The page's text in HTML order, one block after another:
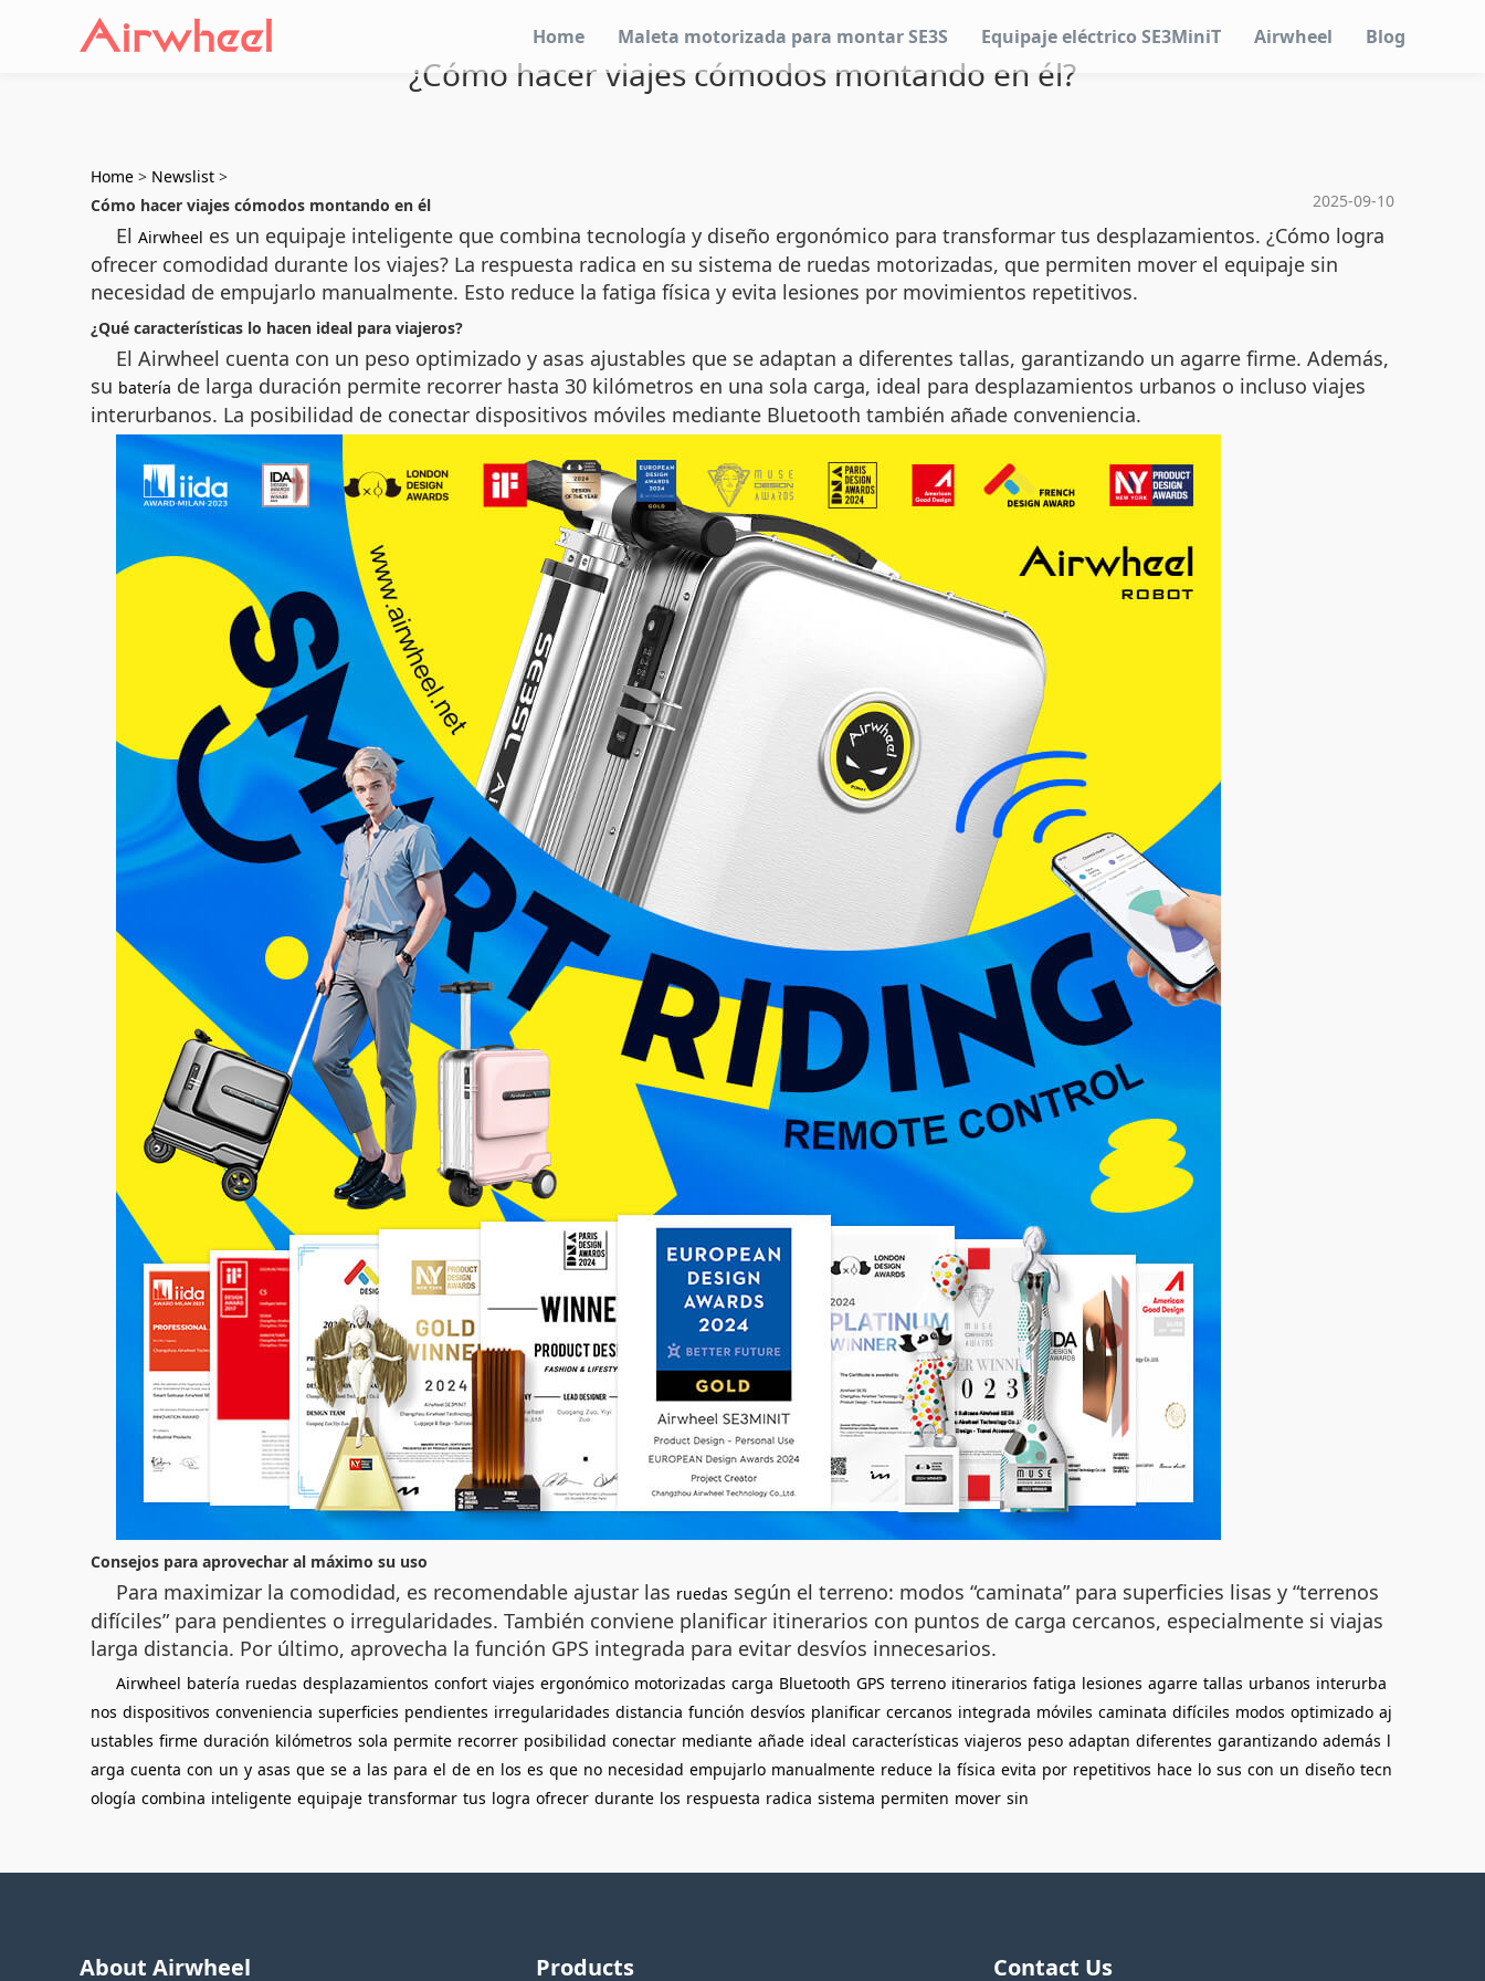
Home Maleta motorizada para montar SE3S Equipaje eléctrico SE3MiniT Airwheel Blog
¿Cómo hacer viajes cómodos montando en él?
Home > Newslist >
2025-09-10
Cómo hacer viajes cómodos montando en él
El Airwheel es un equipaje inteligente que combina tecnología y diseño ergonómico para transformar tus desplazamientos. ¿Cómo logra
ofrecer comodidad durante los viajes? La respuesta radica en su sistema de ruedas motorizadas, que permiten mover el equipaje sin
necesidad de empujarlo manualmente. Esto reduce la fatiga física y evita lesiones por movimientos repetitivos.
¿Qué características lo hacen ideal para viajeros?
El Airwheel cuenta con un peso optimizado y asas ajustables que se adaptan a diferentes tallas, garantizando un agarre firme. Además,
su batería de larga duración permite recorrer hasta 30 kilómetros en una sola carga, ideal para desplazamientos urbanos o incluso viajes
interurbanos. La posibilidad de conectar dispositivos móviles mediante Bluetooth también añade conveniencia.
Consejos para aprovechar al máximo su uso
Para maximizar la comodidad, es recomendable ajustar las ruedas según el terreno: modos “caminata” para superficies lisas y “terrenos
difíciles” para pendientes o irregularidades. También conviene planificar itinerarios con puntos de carga cercanos, especialmente si viajas
larga distancia. Por último, aprovecha la función GPS integrada para evitar desvíos innecesarios.
Airwheel batería ruedas desplazamientos confort viajes ergonómico motorizadas carga Bluetooth GPS terreno itinerarios fatiga lesiones agarre tallas urbanos interurba
nos dispositivos conveniencia superficies pendientes irregularidades distancia función desvíos planificar cercanos integrada móviles caminata difíciles modos optimizado aj
ustables firme duración kilómetros sola permite recorrer posibilidad conectar mediante añade ideal características viajeros peso adaptan diferentes garantizando además l
arga cuenta con un y asas que se a las para el de en los es que no necesidad empujarlo manualmente reduce la física evita por repetitivos hace lo sus con un diseño tecn
ología combina inteligente equipaje transformar tus logra ofrecer durante los respuesta radica sistema permiten mover sin
About Airwheel Products Contact Us